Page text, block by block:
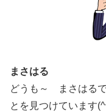
まさはる
どうも～ まさはる
とを見つけています